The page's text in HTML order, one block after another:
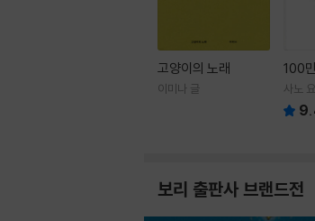
고양이의 노래
이미나 글
100
사노
역
보리 출판사 브랜드전